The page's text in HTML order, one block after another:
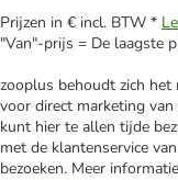
Prijzen in € incl. BTW *
"Van"-prijs = De laagste
zooplus behoudt zich
voor direct marketing
kunt hier te allen tijde
met de klantenservice
bezoeken. Meer